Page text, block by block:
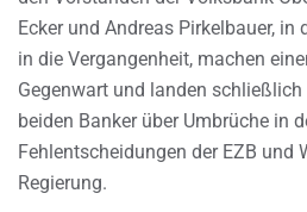
Ecker und Andreas Pirkelbauer, in
in die Vergangenheit, machen
Gegenwart und landen
beiden Banker über Umbrüche in
Fehlentscheidungen der EZB und
Regierung.